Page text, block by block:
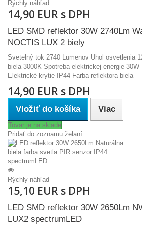
Rýchly náhľad
14,90 EUR s DPH
LED SMD reflektor 30W 2740Lm
NOCTIS LUX 2 biely
Svetelný tok 2740 Lumenov Uhol osvetlenia
biela 3000K Spotreba elektrickej energie
Elektrické krytie IP44 Farba reflektora biela
14,90 EUR s DPH
Vložiť do košíka Viac
Tovar je na sklade
Pridať do zoznamu želaní
Rýchly náhľad
15,10 EUR s DPH
LED SMD reflektor 30W 2650Lm
LUX2 spectrumLED